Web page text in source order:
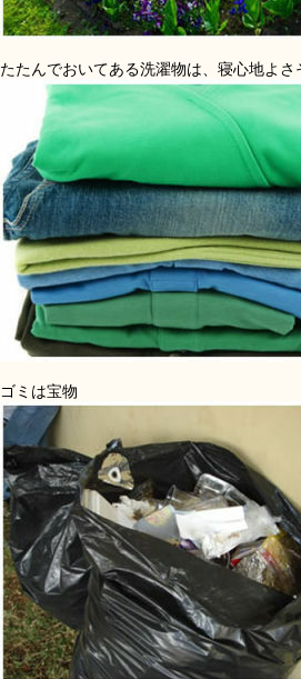
たたんでおいてある洗濯物は、寝心地よ
ゴミは宝物